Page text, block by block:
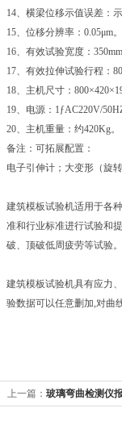
14、横梁位移示值误差：
15、位移分辨率：0.05μm。
16、有效试验宽度：350mm
17、有效拉伸试验行程
18、主机尺寸：
19、电源：1ƒAC220V/
20、主机重量：约420Kg。
备注：可拓展配置：
电子引伸计；大变形（旋
建筑模板试验机适用于各
准和行业标准进行试验和
破、顶破低周疲劳等试验。
建筑模板试验机具有应力
验数据可以任意删加,对曲
上一篇： 玻璃弯曲检测仪